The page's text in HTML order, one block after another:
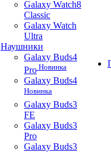
Galaxy Watch8
Classic
Galaxy Watch
Ultra
Наушники
Galaxy Buds4
Pro Новинка
Galaxy Buds4
Новинка
Galaxy Buds3
FE
Galaxy Buds3
Pro
Galaxy Buds3